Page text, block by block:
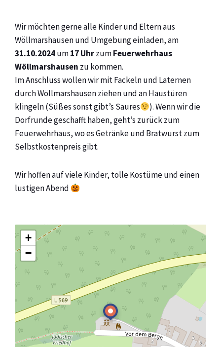
Wir möchten gerne alle Kinder und Eltern aus
Wöllmarshausen und Umgebung einladen, am
31.10.2024um17 UhrzumFeuerwehrhaus
Wöllmarshausen zu kommen.
Im Anschluss wollen wir mit Fackeln und Laternen
durch Wöllmarshausen ziehen und an Haustüren
klingeln (Süßes sonst gibt’s Saures
). Wenn wir die
Dorfrunde geschafft haben, geht’s zurück zum
Feuerwehrhaus, wo es Getränke und Bratwurst zum
Selbstkostenpreis gibt.
Wir hoffen auf viele Kinder, tolle Kostüme und einen
lustigen Abend
+
−